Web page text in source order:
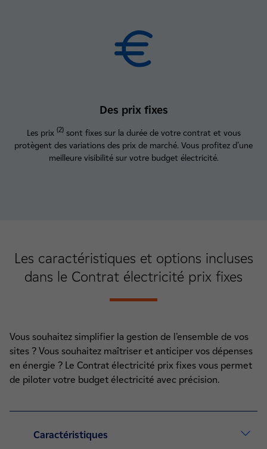
Des prix fixes
Les prix (2)sont fixes sur la durée de votre contrat et vous
protègent des variations des prix de marché. Vous profitez d’une
meilleure visibilité sur votre budget électricité.
Les caractéristiques et options incluses
dans le Contrat électricité prix fixes
Vous souhaitez simplifier la gestion de l’ensemble de vos
sites ? Vous souhaitez maîtriser et anticiper vos dépenses
en énergie ? Le Contrat électricité prix fixes vous permet
de piloter votre budget électricité avec précision.
Caractéristiques